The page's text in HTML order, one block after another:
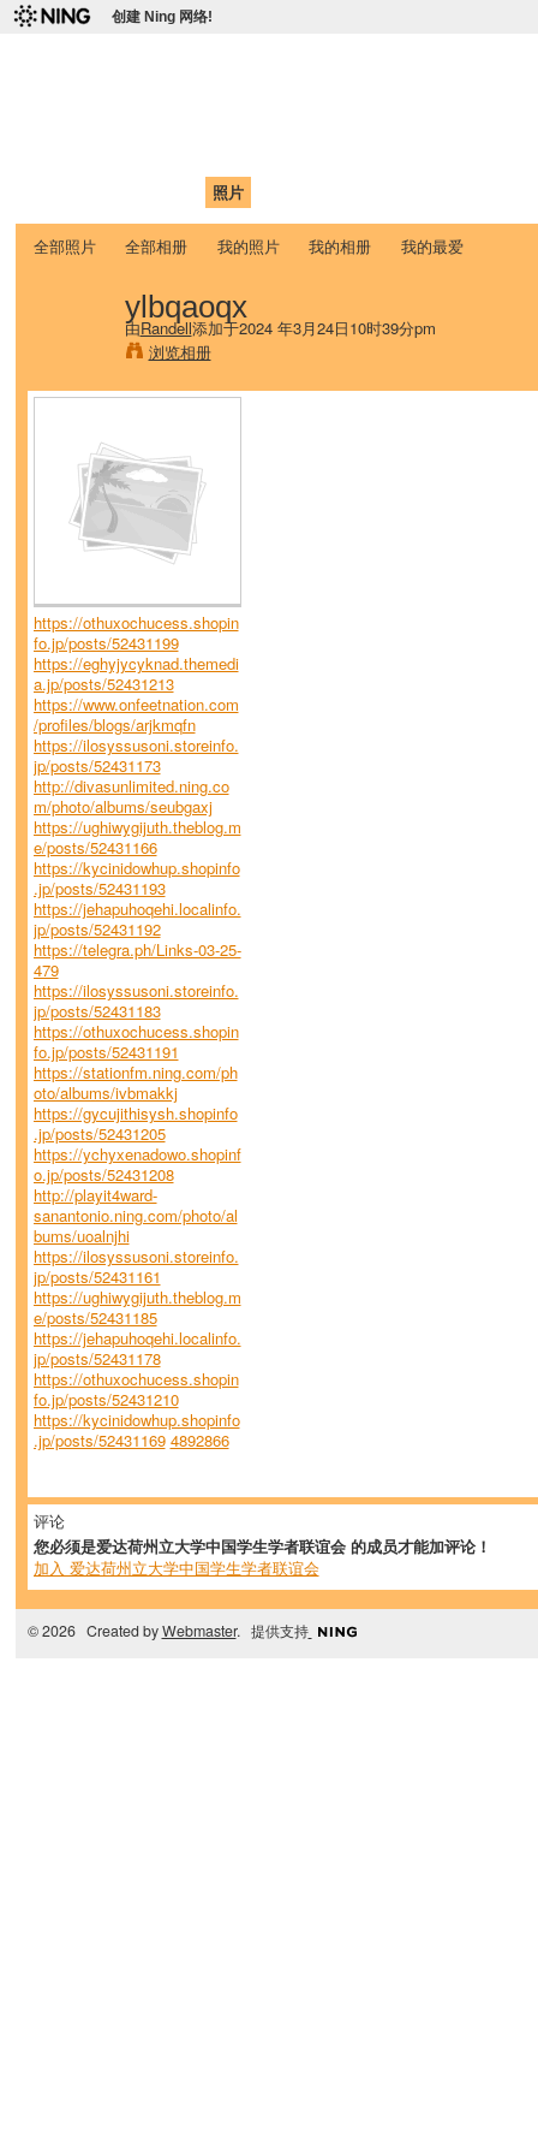
创建 Ning 网络!
照片
全部照片 全部相册 我的照片 我的相册 我的最爱
ylbqaoqx
由Randell添加于2024 年3月24日10时39分pm
浏览相册
https://othuxochucess.shopin
fo.jp/posts/52431199
https://eghyjycyknad.themedi
a.jp/posts/52431213
https://www.onfeetnation.com
/profiles/blogs/arjkmqfn
https://ilosyssusoni.storeinfo.
jp/posts/52431173
http://divasunlimited.ning.co
m/photo/albums/seubgaxj
https://ughiwygijuth.theblog.m
e/posts/52431166
https://kycinidowhup.shopinfo
.jp/posts/52431193
https://jehapuhoqehi.localinfo.
jp/posts/52431192
https://telegra.ph/Links-03-25-
479
https://ilosyssusoni.storeinfo.
jp/posts/52431183
https://othuxochucess.shopin
fo.jp/posts/52431191
https://stationfm.ning.com/ph
oto/albums/ivbmakkj
https://gycujithisysh.shopinfo
.jp/posts/52431205
https://ychyxenadowo.shopinf
o.jp/posts/52431208
http://playit4ward-
sanantonio.ning.com/photo/al
bums/uoalnjhi
https://ilosyssusoni.storeinfo.
jp/posts/52431161
https://ughiwygijuth.theblog.m
e/posts/52431185
https://jehapuhoqehi.localinfo.
jp/posts/52431178
https://othuxochucess.shopin
fo.jp/posts/52431210
https://kycinidowhup.shopinfo
.jp/posts/52431169 4892866
评论
您必须是爱达荷州立大学中国学生学者联谊会 的成员才能加评论！
加入 爱达荷州立大学中国学生学者联谊会
© 2026 Created byWebmaster. 提供支持